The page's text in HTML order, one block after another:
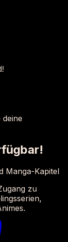
Manga-Kapitel
zu